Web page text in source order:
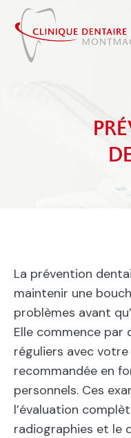
La prévention
maintenir une
problèmes avant
Elle commence par
réguliers avec
recommandée en
personnels. Ces
l’évaluation
radiographies et le